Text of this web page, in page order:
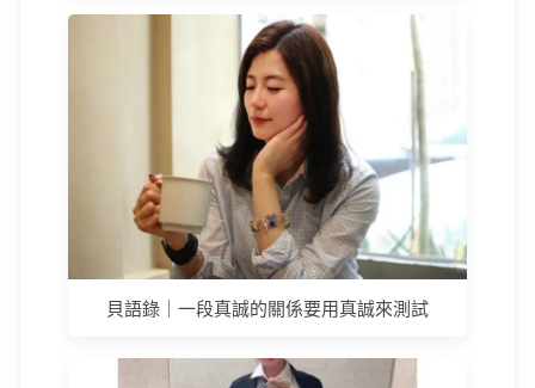
貝語錄｜一段真誠的關係要用真誠來測試